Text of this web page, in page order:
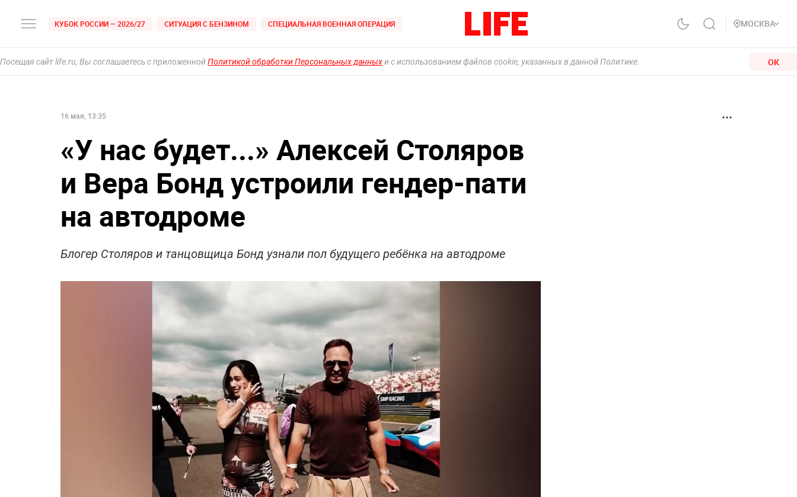
КУБОК РОССИИ — 2026/27 СИТУАЦИЯ С БЕНЗИНОМ СПЕЦИАЛЬНАЯ ВОЕННАЯ ОПЕРАЦИЯ МОСКВА
Посещая сайт life.ru, Вы соглашаетесь с приложеннойПолитикой обработки Персональных данныхи с использованием файлов cookie, указанных в данной Политике. ОК
16 мая, 13:35
«У нас будет...» Алексей Столяров
и Вера Бонд устроили гендер-пати
на автодроме
Блогер Столяров и танцовщица Бонд узнали пол будущего ребёнка на автодроме